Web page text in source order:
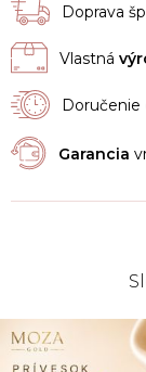
Doprava
Vlastná
Doručenie
Garancia